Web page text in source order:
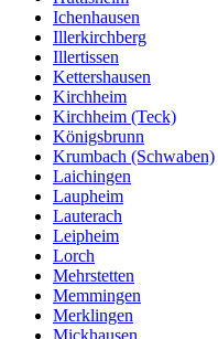
Ichenhausen
Illerkirchberg
Illertissen
Kettershausen
Kirchheim
Kirchheim (Teck)
Königsbrunn
Krumbach (Schwaben)
Laichingen
Laupheim
Lauterach
Leipheim
Lorch
Mehrstetten
Memmingen
Merklingen